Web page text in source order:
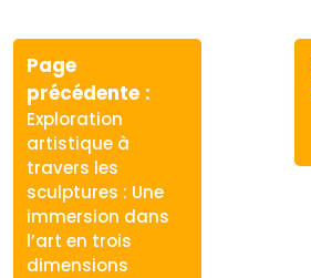
Navigation
de
l’article
Page
précédente
Exploration
artistique à
travers les
sculptures : Une
immersion dans
l’art en trois
dimensions